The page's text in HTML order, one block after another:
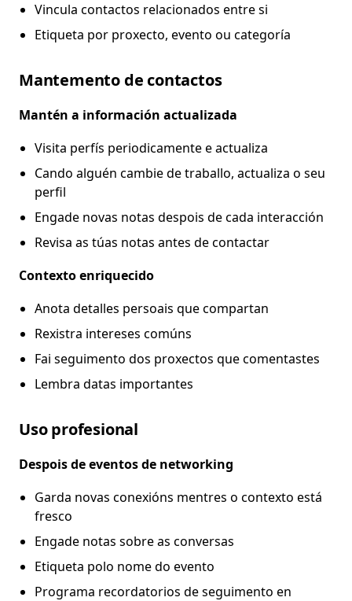
Vincula contactos relacionados entre si
Etiqueta por proxecto, evento ou categoría
Mantemento de contactos
Mantén a información actualizada
Visita perfís periodicamente e actualiza
Cando alguén cambie de traballo, actualiza o seu
perfil
Engade novas notas despois de cada interacción
Revisa as túas notas antes de contactar
Contexto enriquecido
Anota detalles persoais que compartan
Rexistra intereses comúns
Fai seguimento dos proxectos que comentastes
Lembra datas importantes
Uso profesional
Despois de eventos de networking
Garda novas conexións mentres o contexto está
fresco
Engade notas sobre as conversas
Etiqueta polo nome do evento
Programa recordatorios de seguimento en